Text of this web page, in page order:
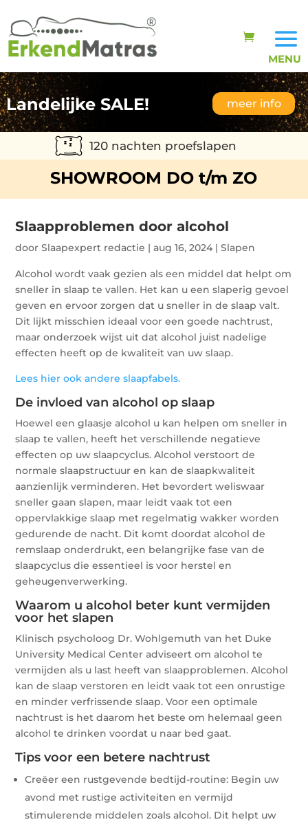
Landelijke SALE! meer info
120 nachten proefslapen
SHOWROOM DO t/m ZO
Slaapproblemen door alcohol
doorSlaapexpert redactie |aug 16, 2024 |Slapen
Alcohol wordt vaak gezien als een middel dat helpt om
sneller in slaap te vallen. Het kan u een slaperig gevoel
geven en ervoor zorgen dat u sneller in de slaap valt.
Dit lijkt misschien ideaal voor een goede nachtrust,
maar onderzoek wijst uit dat alcohol juist nadelige
effecten heeft op de kwaliteit van uw slaap.
Lees hier ook andere slaapfabels.
De invloed van alcohol op slaap
Hoewel een glaasje alcohol u kan helpen om sneller in
slaap te vallen, heeft het verschillende negatieve
effecten op uw slaapcyclus. Alcohol verstoort de
normale slaapstructuur en kan de slaapkwaliteit
aanzienlijk verminderen. Het bevordert weliswaar
sneller gaan slapen, maar leidt vaak tot een
oppervlakkige slaap met regelmatig wakker worden
gedurende de nacht. Dit komt doordat alcohol de
remslaap onderdrukt, een belangrijke fase van de
slaapcyclus die essentieel is voor herstel en
geheugenverwerking.
Waarom u alcohol beter kunt vermijden
voor het slapen
Klinisch psycholoog Dr. Wohlgemuth van het Duke
University Medical Center adviseert om alcohol te
vermijden als u last heeft van slaapproblemen. Alcohol
kan de slaap verstoren en leidt vaak tot een onrustige
en minder verfrissende slaap. Voor een optimale
nachtrust is het daarom het beste om helemaal geen
alcohol te drinken voordat u naar bed gaat.
Tips voor een betere nachtrust
Creëer een rustgevende bedtijd-routine: Begin uw
avond met rustige activiteiten en vermijd
stimulerende middelen zoals alcohol. Dit helpt uw